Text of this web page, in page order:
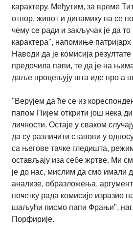
карактеру. Међутим, за време
отпор, живот и динамику па се
чему се ради и закључак је да
карактера", напомиње
Наводи да је комисија
предочила папи, те да је на
даље процењују шта иде про а
"Верујем да ће се из
папом Пијем открити још нека
личности. Остаје у сваком
да су различити ставови у
са његове тачке гледишта,
остављају иза себе жртве. Ми
је до нас, мислим да смо имали
анализе, образложења,
почетку рада комисије изразио
шаљући писмо папи Фрањи",
Порфирије.